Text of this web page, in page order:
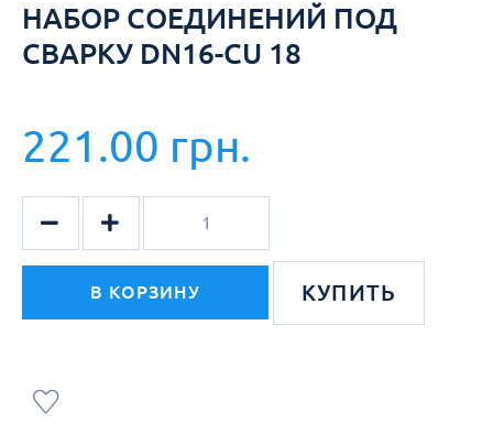
НАБОР СОЕДИНЕНИЙ ПОД
СВАРКУ DN16-СU 18
221.00 грн.
В КОРЗИНУ КУПИТЬ